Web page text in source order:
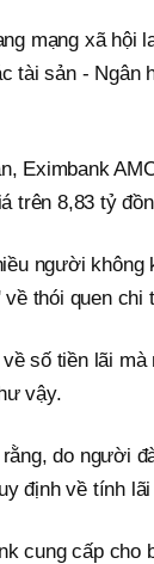
mạng xã hội
tài sản - Ngân
Eximbank
trên 8,83 tỷ
người
thói quen chi
số tiền lãi
vậy.
do người
định về tính
cung cấp